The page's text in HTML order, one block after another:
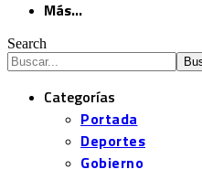
Más…
Search
Categorías
Portada
Deportes
Gobierno